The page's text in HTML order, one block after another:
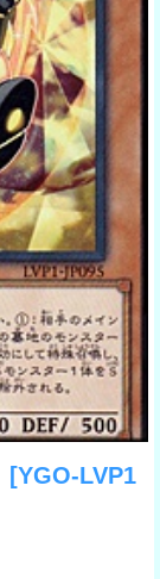
[YGO-LVP1